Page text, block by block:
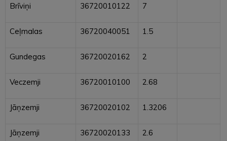
Brīviņi 36720010122 7
Ceļmalas 36720040051 1.5
Gundegas 36720020162 2
Veczemji 36720010100 2.68
Jāņzemji 36720020102 1.3206
Jāņzemji 36720020133 2.6